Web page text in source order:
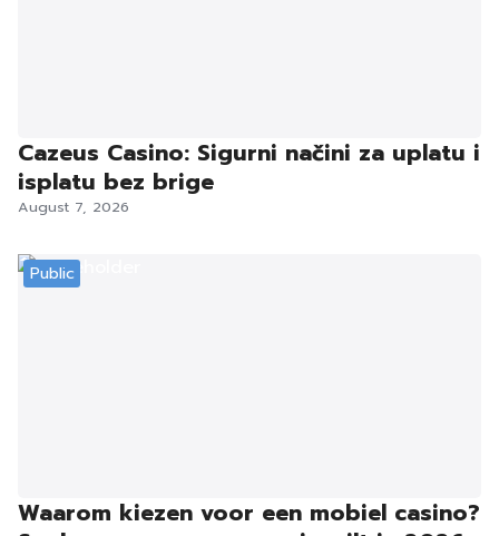
Cazeus Casino: Sigurni načini za uplatu i
isplatu bez brige
August 7, 2026
Public
Waarom kiezen voor een mobiel casino?